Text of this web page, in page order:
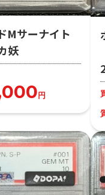
Mサーナイト
妖
円